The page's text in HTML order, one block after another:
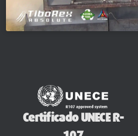
Certificado UNECE R-
107